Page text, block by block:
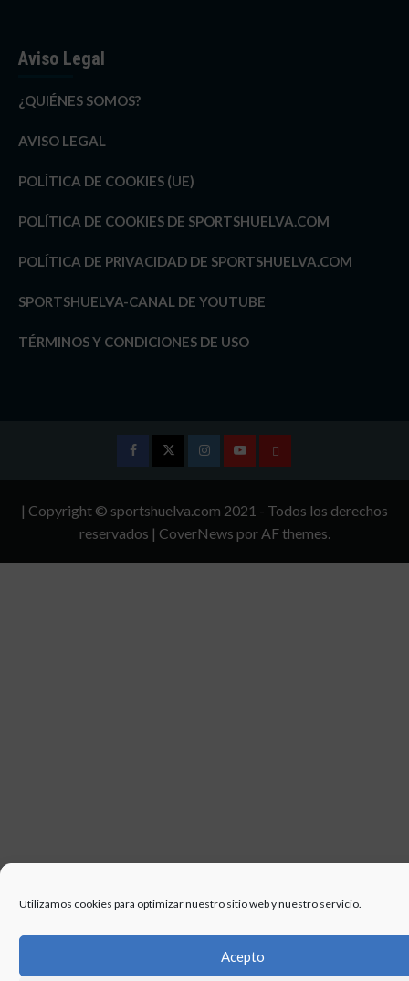
Utilizamos cookies para optimizar nuestro sitio web y nuestro servicio.
Acepto
Aviso Legal
¿QUIÉNES SOMOS?
AVISO LEGAL
POLÍTICA DE COOKIES (UE)
POLÍTICA DE COOKIES DE SPORTSHUELVA.COM
POLÍTICA DE PRIVACIDAD DE SPORTSHUELVA.COM
SPORTSHUELVA-CANAL DE YOUTUBE
TÉRMINOS Y CONDICIONES DE USO
InstagramYoutubeTÉRMINOS
CONDICIONES
| Copyright © sportshuelva.com 2021 - Todos los derechos
reservados | CoverNews por AF themes.